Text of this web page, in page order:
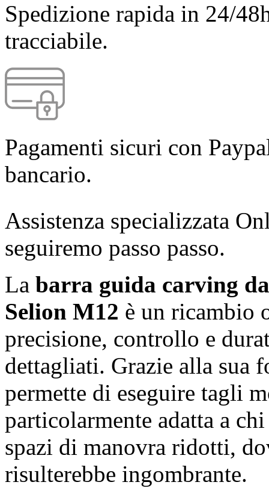
Spedizione rapida in 24/
tracciabile.
Pagamenti sicuri con
bancario.
Assistenza specializzata
seguiremo passo passo.
La barra guida carving
Selion M12 è un ricambio
precisione, controllo e
dettagliati. Grazie alla sua
permette di eseguire tagli
particolarmente adatta a
spazi di manovra ridotti,
risulterebbe ingombrante.